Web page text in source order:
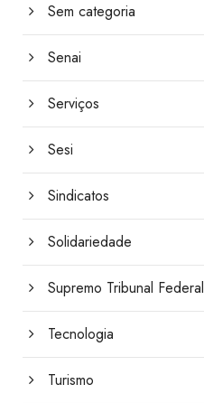
Sem categoria
Senai
Serviços
Sesi
Sindicatos
Solidariedade
Supremo Tribunal Federal
Tecnologia
Turismo